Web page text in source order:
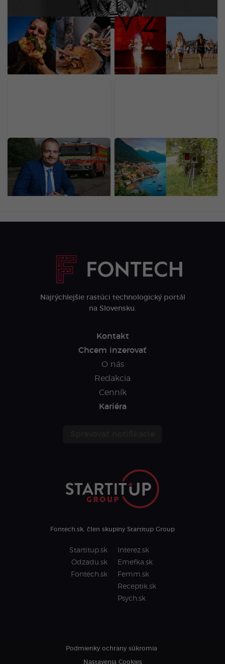
Mladý Ukrajinec otvoril v
Bratislave nový street
food za 30-tisíc eur. Prax
získal v michelinských
reštauráciách
Prvý deň LOVESTREAMU
odštartoval vo veľkom.
Pozri si exkluzívne fotky
priamo z miesta diania
Miliardár Strnad rozširuje
výrobu na Slovensku.
Hlási rekord a zákazky za
46 miliárd eur
Dedinka s 353
obyvateľmi zarobila na
radare milióny. Vodiči si z
dovoleniek nosia drahé
suveníry
Najrýchlejšie rastúci technologický portál
na Slovensku.
Kontakt
Chcem inzerovať
O nás
Redakcia
Cenník
Kariéra
Fontech.sk, člen skupiny Startitup Group
Startitup.sk
Odzadu.sk
Fontech.sk
Interez.sk
Emefka.sk
Femm.sk
Receptik.sk
Psych.sk
Podmienky ochrany súkromia
Nastavenia Cookies